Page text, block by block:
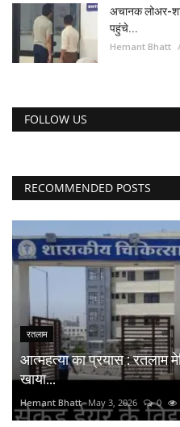
अचानक लोअर-
पहुंचे...
Hemant Bhatt
FOLLOW US
RECOMMENDED POSTS
रतलाम
आत्महत्या का प्रयास :
खाया...
Hemant Bhatt May 3, 2026 0